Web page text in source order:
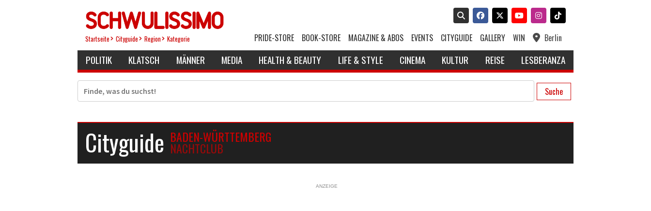
Startseite Cityguide Region Kategorie PRIDE-STORE BOOK-STORE MAGAZINE & ABOS EVENTS CITYGUIDE GALLERY WIN Berlin
POLITIK KLATSCH MÄNNER MEDIA HEALTH & BEAUTY LIFE & STYLE CINEMA KULTUR REISE LESBERANZA
Suche
Cityguide BADEN-WÜRTTEMBERG
NACHTCLUB
ANZEIGE